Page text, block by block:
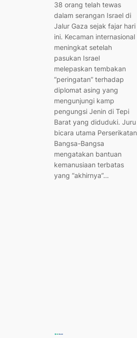
38 orang telah tewas
dalam serangan Israel di
Jalur Gaza sejak fajar hari
ini. Kecaman internasional
meningkat setelah
pasukan Israel
melepaskan tembakan
“peringatan” terhadap
diplomat asing yang
mengunjungi kamp
pengungsi Jenin di Tepi
Barat yang diduduki. Juru
bicara utama Perserikatan
Bangsa-Bangsa
mengatakan bantuan
kemanusiaan terbatas
yang “akhirnya”…